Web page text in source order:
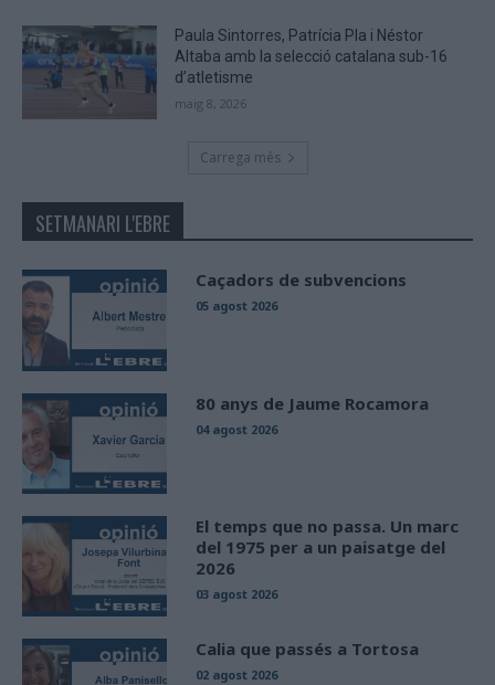
Paula Sintorres, Patrícia Pla i Néstor
Altaba amb la selecció catalana sub-16
d’atletisme
maig 8, 2026
Carrega més
SETMANARI L'EBRE
Caçadors de subvencions
05 agost 2026
80 anys de Jaume Rocamora
04 agost 2026
El temps que no passa. Un marc
del 1975 per a un paisatge del
2026
03 agost 2026
Calia que passés a Tortosa
02 agost 2026